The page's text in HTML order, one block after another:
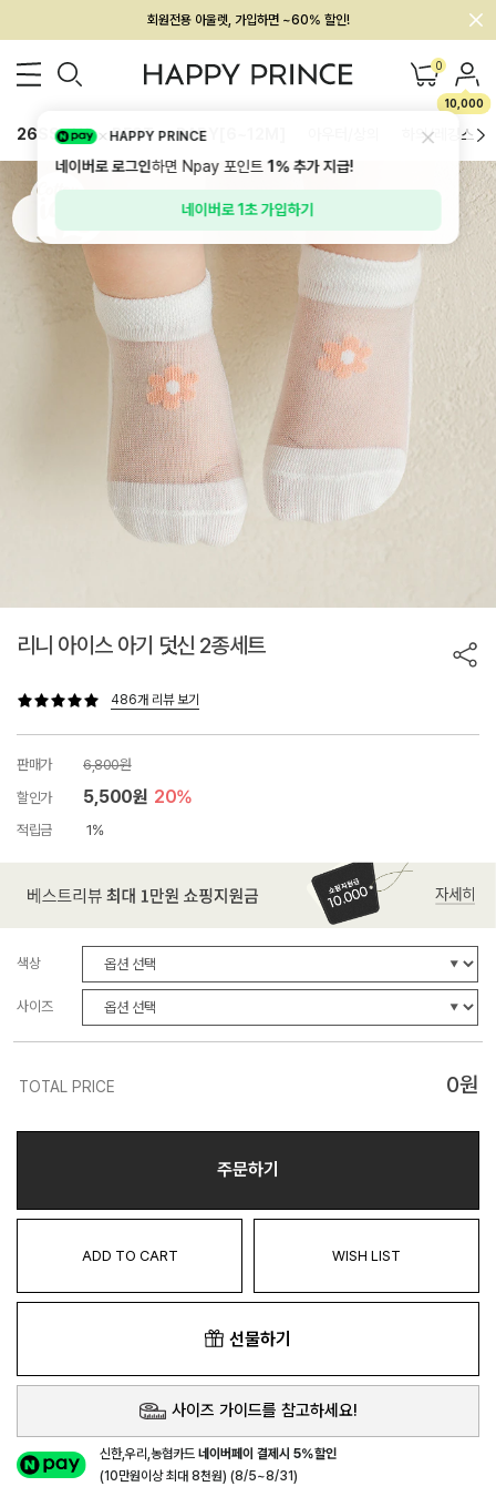
회원전용 아울렛, 가입하면 ~60% 할인!
멤버십 최대 28,000원 혜택 0
10,000
26SS 신상 BEST BABY[6~12M] 하의/레깅스
리니 아이스 아기 덧신 2종세트
486개 리뷰 보기
판매가
6,800원
할인가
5,500원 20%
적립금 1%
색상
사이즈
TOTAL PRICE 0원
주문하기
ADD TO CART WISH LIST
선물하기
사이즈 가이드를 참고하세요!
신한,우리,농협카드네이버페이 결제시 5%할인
(10만원이상 최대 8천원) (8/5~8/31)
HAPPY PRINCE
네이버로 로그인하면 Npay 포인트1%추가 지급!
네이버로 1초 가입하기